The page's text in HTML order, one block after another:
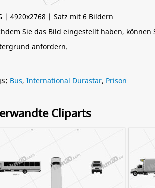
| 4920x2768 | Satz mit 6 Bildern
Sie das Bild eingestellt haben,
anfordern.
Bus, International Durastar, Prison
Cliparts